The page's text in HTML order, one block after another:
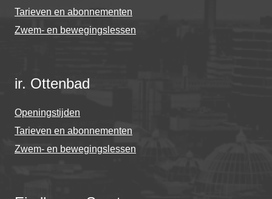
Tarieven en abonnementen
Zwem- en bewegingslessen
ir. Ottenbad
Openingstijden
Tarieven en abonnementen
Zwem- en bewegingslessen